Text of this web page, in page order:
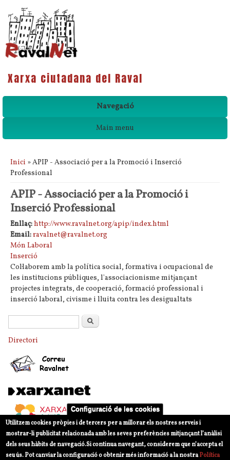
Xarxa ciutadana del Raval
Navegació
Main menu
Esteu aquí
Inici » APIP - Associació per a la Promoció i Inserció
Professional
APIP - Associació per a la Promoció i
Inserció Professional
Enllaç:http://www.ravalnet.org/apip/index.html
Email:ravalnet@ravalnet.org
Món Laboral
Inserció
Col·laborem amb la política social, formativa i ocupacional de
les institucions públiques, l'associacionisme mitjançant
projectes integrats, de cooperació, formació professional i
inserció laboral, civisme i lluita contra les desigualtats
Formulari de cercaCerca
Directori
Configuració de les cookies
Utilitzem cookies pròpies i de tercers per a millorar els nostres serveis i
mostrar-li publicitat relacionada amb les seves preferències mitjançant l’anàlisi
dels seus hàbits de navegació.Si continua navegant, considerem que n’accepta el
seu ús. Pot canviar la configuració o obtenir més informació a la nostraPolítica